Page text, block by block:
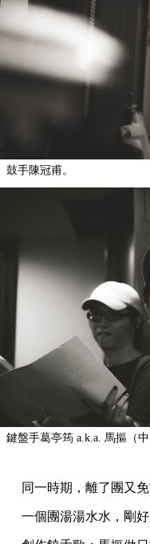
鼓手陳冠甫。
鍵盤手葛亭筠 a.k.a. 馬摳（
同一時期，離了團又
一個團湯湯水水，剛